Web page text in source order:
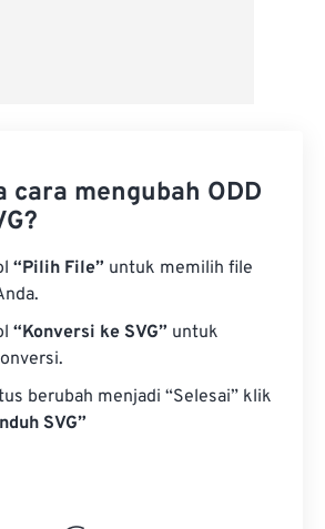
cara mengubah ODD
“Pilih File” untuk memilih file
“Konversi ke SVG” untuk
berubah menjadi “Selesai” klik
SVG”